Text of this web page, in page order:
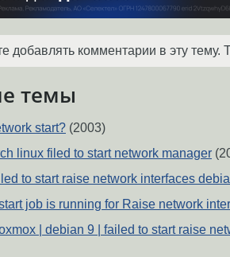
добавлять комментарии в эту
темы
start? (2003)
linux filed to start network manager
to start raise network interfaces
job is running for Raise network
| debian 9 | failed to start raise